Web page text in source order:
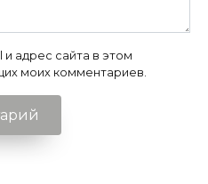
адрес сайта в этом
моих комментариев.